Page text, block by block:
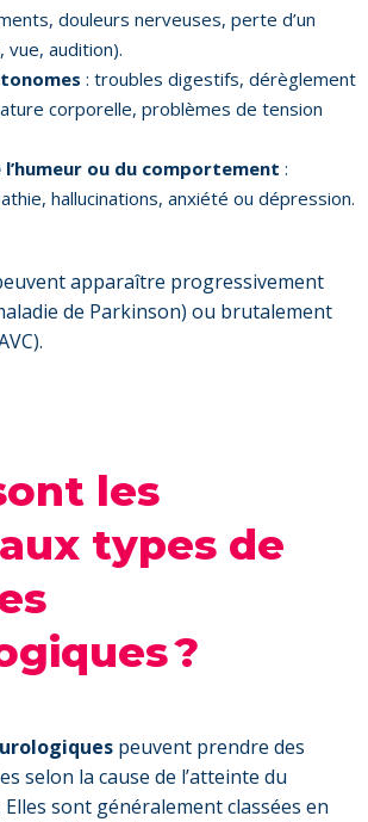
douleurs nerveuses, perte d’un
audition).
: troubles digestifs, dérèglement
corporelle, problèmes de tension
l’humeur ou du comportement :
hallucinations, anxiété ou dépression.
apparaître progressivement
de Parkinson) ou brutalement
les
types de
?
peuvent prendre des
selon la cause de l’atteinte du
sont généralement classées en